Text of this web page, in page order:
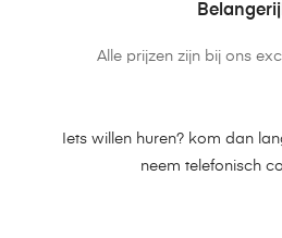
Alle prijzen zijn bij ons
Iets willen huren? kom dan
neem telefonisch